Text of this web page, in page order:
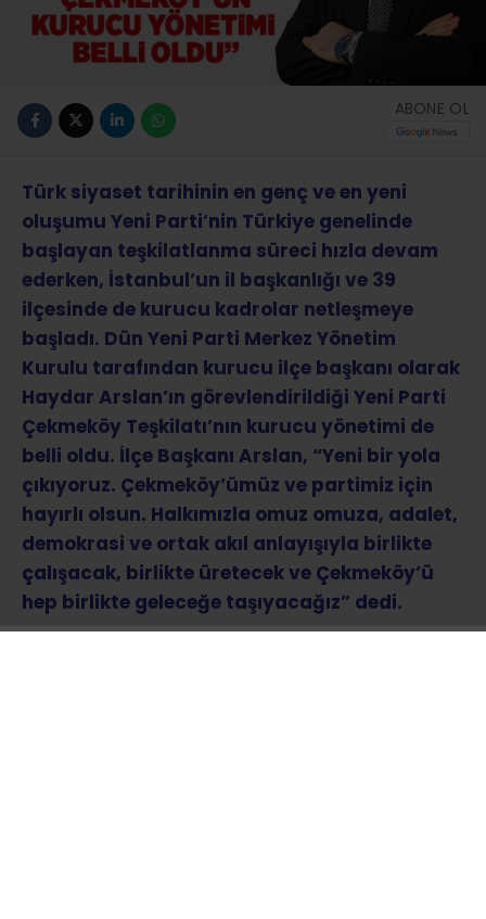
ABONE OL
Türk siyaset tarihinin en genç ve en yeni
oluşumu Yeni Parti’nin Türkiye genelinde
başlayan teşkilatlanma süreci hızla devam
ederken, İstanbul’un il başkanlığı ve 39
ilçesinde de kurucu kadrolar netleşmeye
başladı. Dün Yeni Parti Merkez Yönetim
Kurulu tarafından kurucu ilçe başkanı olarak
Haydar Arslan’ın görevlendirildiği Yeni Parti
Çekmeköy Teşkilatı’nın kurucu yönetimi de
belli oldu. İlçe Başkanı Arslan, “Yeni bir yola
çıkıyoruz. Çekmeköy’ümüz ve partimiz için
hayırlı olsun. Halkımızla omuz omuza, adalet,
demokrasi ve ortak akıl anlayışıyla birlikte
çalışacak, birlikte üretecek ve Çekmeköy’ü
hep birlikte geleceğe taşıyacağız” dedi.